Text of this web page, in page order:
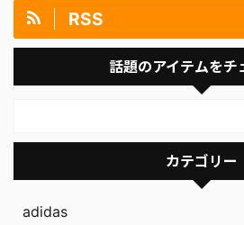
RSS
話題のアイテムをチ
カテゴリー
adidas